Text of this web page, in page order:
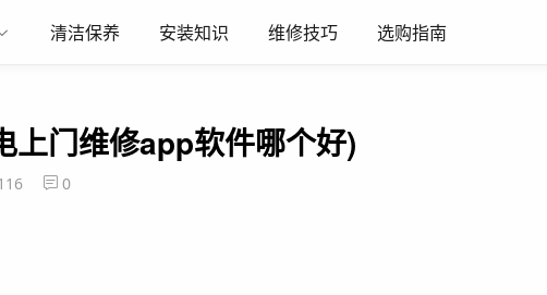
清洁保养 安装知识 维修技巧 选购指南
上门维修app软件哪个好)
0